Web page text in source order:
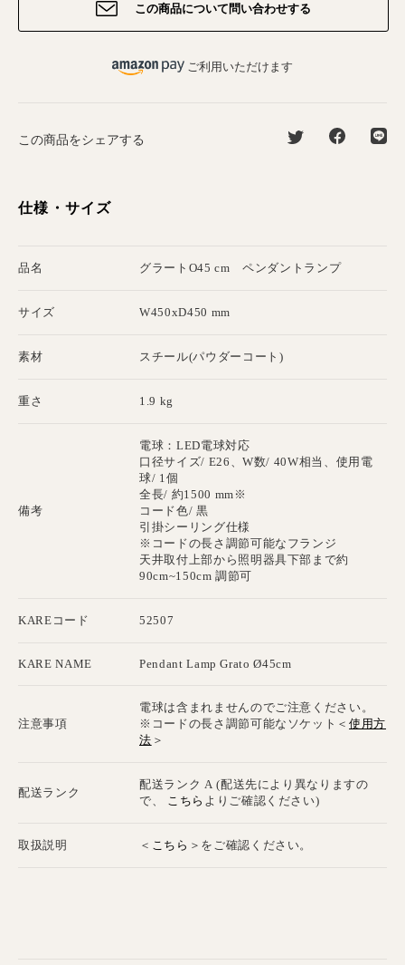
この商品について問い合わせする
ご利用いただけます
この商品をシェアする
仕様・サイズ
品名 グラートO45 cm ペンダントランプ
サイズ W450xD450 mm
素材 スチール(パウダーコート)
重さ 1.9 kg
備考
電球：LED電球対応
口径サイズ/ E26、W数/ 40W相当、使用電
球/ 1個
全長/ 約1500 mm※
コード色/ 黒
引掛シーリング仕様
※コードの長さ調節可能なフランジ
天井取付上部から照明器具下部まで約
90cm~150cm 調節可
KAREコード 52507
KARE NAME Pendant Lamp Grato Ø45cm
注意事項
電球は含まれませんのでご注意ください。
※コードの長さ調節可能なソケット＜使用方
法 ＞
配送ランク
配送ランク A (配送先により異なりますの
で、
こちら よりご確認ください)
取扱説明 ＜ こちら ＞をご確認ください。